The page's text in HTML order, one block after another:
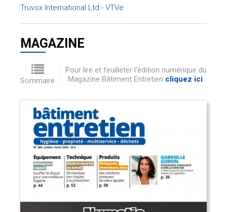
Truvox International Ltd - VTVe
MAGAZINE
Sommaire
Pour lire et feuilleter l'édition numérique du
Magazine Bâtiment Entretien cliquez ici.